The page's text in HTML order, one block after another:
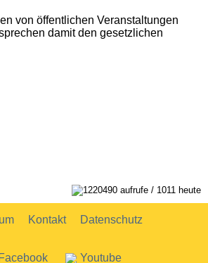
2
von öffentlichen Veranstaltungen
damit den gesetzlichen
1220490 aufrufe / 1011 heute
Kontakt Datenschutz
Facebook Youtube